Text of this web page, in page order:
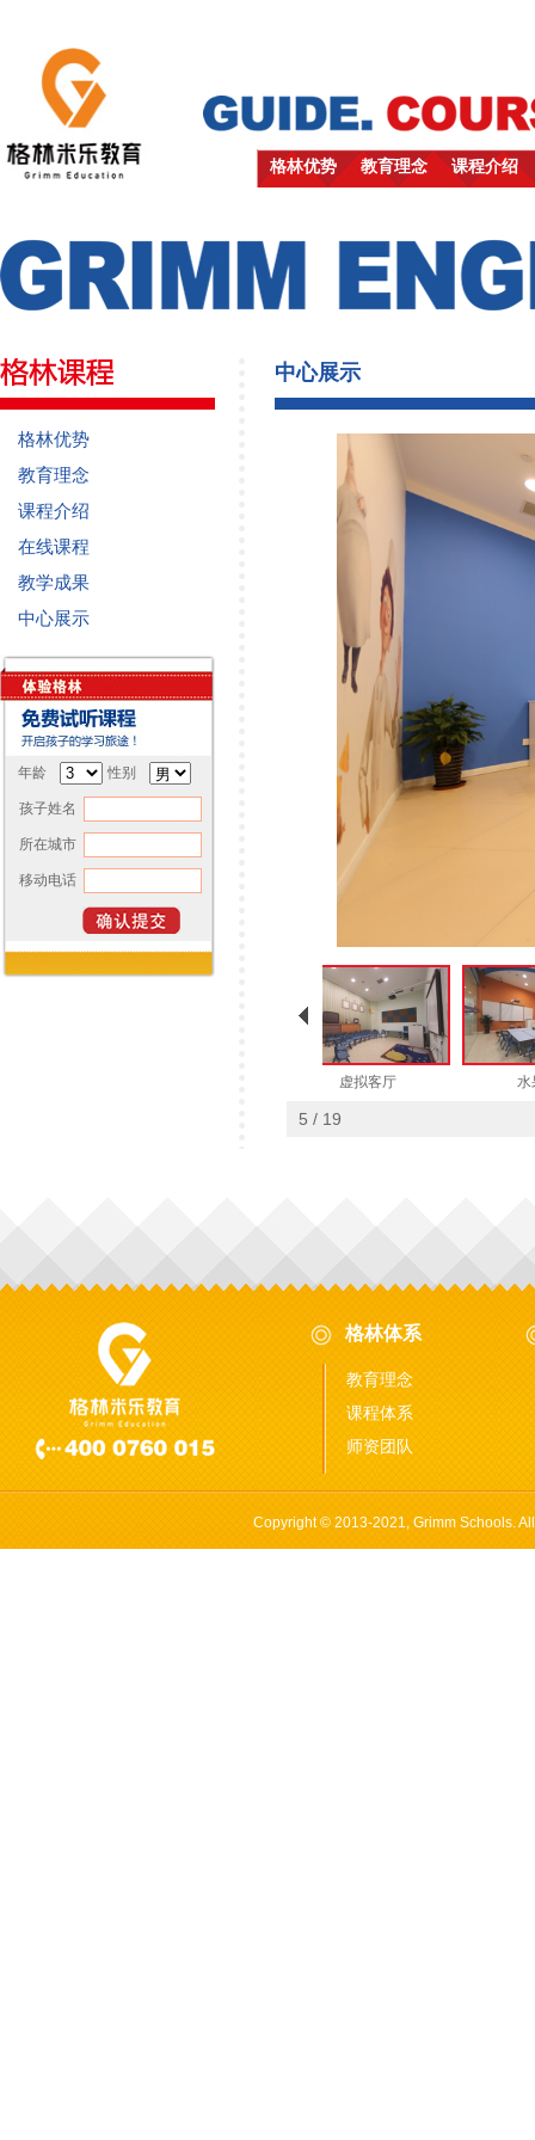
格林优势 教育理念 课程介绍
格林优势
教育理念
课程介绍
在线课程
教学成果
中心展示
年龄 性别
孩子姓名
所在城市
移动电话
中心展示
虚拟客厅 水
5 / 19
格林体系
教育理念
课程体系
师资团队
Copyright © 2013-2021, Grimm Schools.